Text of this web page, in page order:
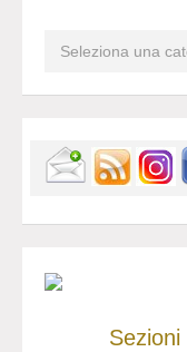
Sezioni